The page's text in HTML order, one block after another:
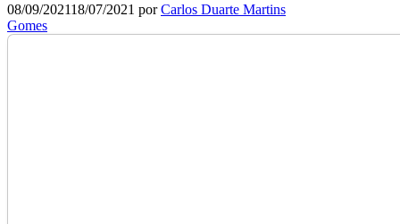
08/09/202118/07/2021 porCarlos Duarte Martins
Gomes